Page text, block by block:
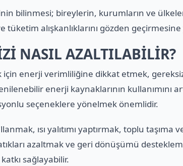
bilinmesi; bireylerin, kurumların ve
tüketim alışkanlıklarını gözden geçirmesine
NASIL AZALTILABİLİR?
için enerji verimliliğine dikkat etmek,
enerji kaynaklarının kullanımını
seçeneklere yönelmek önemlidir.
ısı yalıtımı yaptırmak, toplu taşıma
azaltmak ve geri dönüşümü
sağlayabilir.